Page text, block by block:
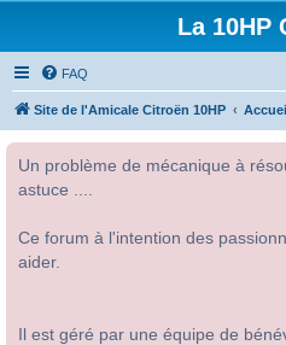
La 10HP
FAQ
Site de l'Amicale Citroën 10HP
Un problème de mécanique à
astuce ....
Ce forum à l'intention des
aider.
Il est géré par une équipe de